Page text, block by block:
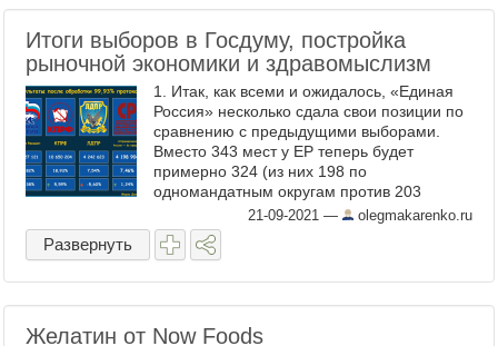
Итоги выборов в Госдуму, постройка
рыночной экономики и здравомыслизм
1. Итак, как всеми и ожидалось, «Единая
Россия» несколько сдала свои позиции по
сравнению с предыдущими выборами.
Вместо 343 мест у ЕР теперь будет
примерно 324 (из них 198 по
одномандатным округам против 203
ранее). Тем не менее такой результат
означает сохранение конституционного ...
21-09-2021 — olegmakarenko.ru
Развернуть
Желатин от Now Foods